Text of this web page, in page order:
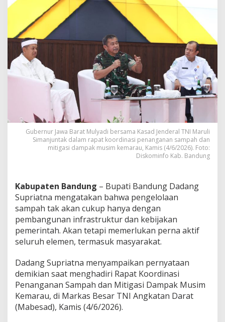
a
p
K
o
l
a
b
o
a
s
i
B
a
m
a
P
e
m
p
v
d
a
n
T
N
Gubernur Jawa Barat Mulyadi bersama Kasad Jenderal TNI Maruli
Simanjuntak dalam rapat koordinasi penanganan sampah dan
mitigasi dampak musim kemarau, Kamis (4/6/2026). Foto:
Diskominfo Kab. Bandung
Kabupaten Bandung – Bupati Bandung Dadang
Supriatna mengatakan bahwa pengelolaan
sampah tak akan cukup hanya dengan
pembangunan infrastruktur dan kebijakan
pemerintah. Akan tetapi memerlukan perna aktif
seluruh elemen, termasuk masyarakat.
Dadang Supriatna menyampaikan pernyataan
demikian saat menghadiri Rapat Koordinasi
Penanganan Sampah dan Mitigasi Dampak Musim
Kemarau, di Markas Besar TNI Angkatan Darat
(Mabesad), Kamis (4/6/2026).